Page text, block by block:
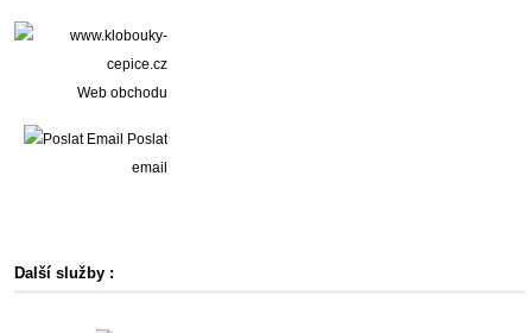
Web obchodu
Poslat
email
Další služby :